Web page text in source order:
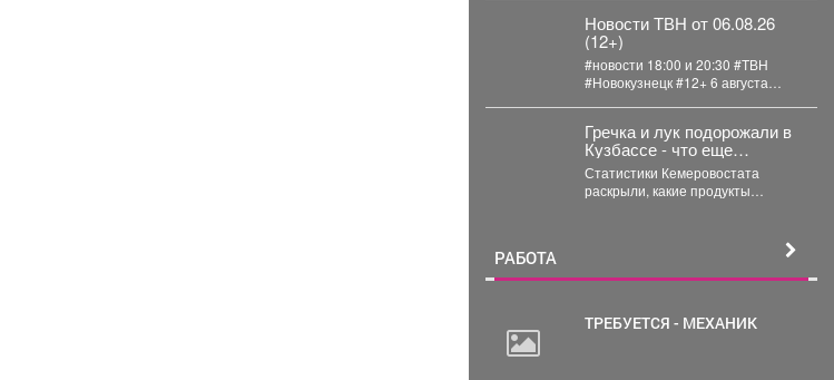
Новости ТВН от 06.08.26
(12+)
#новости 18:00 и 20:30 #ТВН
#Новокузнецк #12+ 6 августа
Гречка и лук подорожали в
Кузбассе - что еще
взлетело в цене
Статистики Кемеровостата
раскрыли, какие продукты
РАБОТА
ТРЕБУЕТСЯ - МЕХАНИК